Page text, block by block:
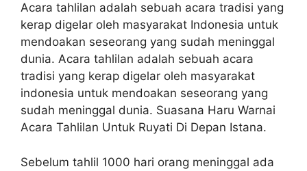
Acara tahlilan adalah sebuah acara tradisi yang
kerap digelar oleh masyarakat Indonesia untuk
mendoakan seseorang yang sudah meninggal
dunia. Acara tahlilan adalah sebuah acara
tradisi yang kerap digelar oleh masyarakat
indonesia untuk mendoakan seseorang yang
sudah meninggal dunia. Suasana Haru Warnai
Acara Tahlilan Untuk Ruyati Di Depan Istana.
Sebelum tahlil 1000 hari orang meninggal ada